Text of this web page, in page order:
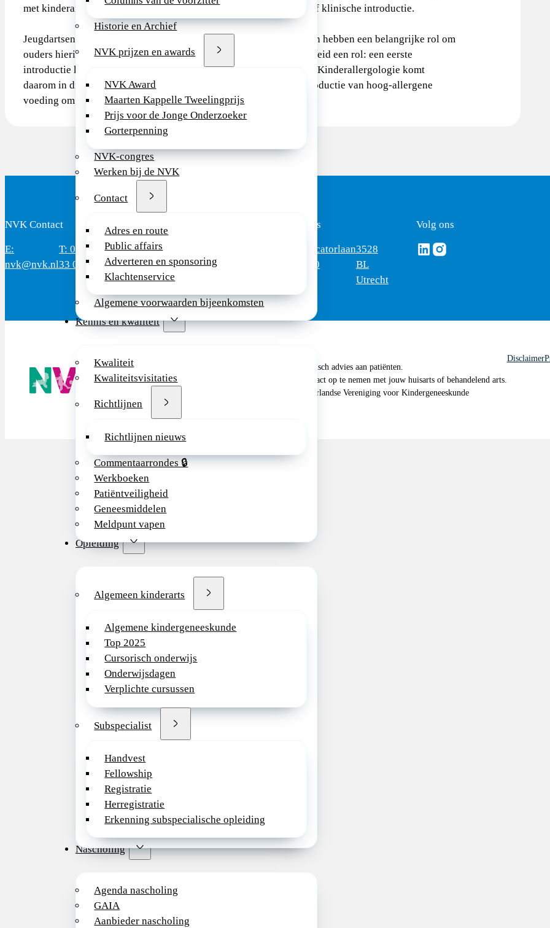
Historie en Archief
NVK prijzen en awards
NVK Award
Maarten Kappelle Tweelingprijs
Prijs voor de Jonge Onderzoeker
Gorterpenning
NVK-congres
Werken bij de NVK
Contact
Adres en route
Public affairs
Adverteren en sponsoring
Klachtenservice
Algemene voorwaarden bijeenkomsten
Kennis en kwaliteit
Kwaliteit
Kwaliteitsvisitaties
Richtlijnen
Richtlijnen nieuws
Commentaarrondes 🔒
Werkboeken
Patiëntveiligheid
Geneesmiddelen
Meldpunt vapen
Opleiding
Algemeen kinderarts
Algemene kindergeneeskunde
Top 2025
Cursorisch onderwijs
Onderwijsdagen
Verplichte cursussen
Subspecialist
Handvest
Fellowship
Registratie
Herregistratie
Erkenning subspecialische opleiding
Nascholing
Agenda nascholing
GAIA
Aanbieder nascholing
met kinderarts of allergoloog voor verrichten van huidpriktest en/of klinische introductie.
Jeugdartsen, huisartsen, kinderartsen, allergologen en dermatologen hebben een belangrijke rol om
ouders hierin de juiste adviezen te geven. Hierbij speelt ook veiligheid een rol: een eerste
introductie kan gepaard gaan met een allergische reactie. De Sectie Kinderallergologie komt
daarom in dit document met een consensus advies over vroege introductie van hoog-allergene
voeding om dit beleid zo veel mogelijk te stimuleren.
NVK Contact
E:
nvk@nvk.nl
T: 088 - 282
33 06
Bereikbaar: 8.30 - 17.00 uur
(werkdagen)
Bezoekadres
Mercatorlaan
1200
3528
BL
Utrecht
Volg ons
Volg ons via Linkedin
Volg ons via Instagram
De NVK geeft geen medisch advies aan patiënten.
Wij adviseren je om contact op te nemen met jouw huisarts of behandelend arts.
Copyright © 2026, Nederlandse Vereniging voor Kindergeneeskunde
Disclaimer